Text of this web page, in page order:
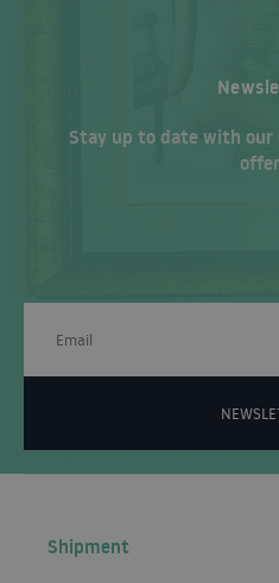
Stay up to date with our
Shipment